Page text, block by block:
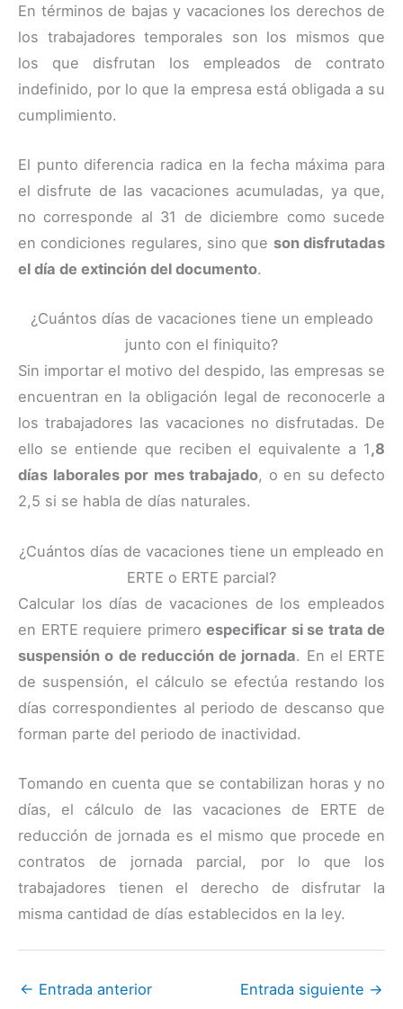
En términos de bajas y vacaciones los derechos de
los trabajadores temporales son los mismos que
los que disfrutan los empleados de contrato
indefinido, por lo que la empresa está obligada a su
cumplimiento.
El punto diferencia radica en la fecha máxima para
el disfrute de las vacaciones acumuladas, ya que,
no corresponde al 31 de diciembre como sucede
en condiciones regulares, sino que son disfrutadas
el día de extinción del documento.
¿Cuántos días de vacaciones tiene un empleado
junto con el finiquito?
Sin importar el motivo del despido, las empresas se
encuentran en la obligación legal de reconocerle a
los trabajadores las vacaciones no disfrutadas. De
ello se entiende que reciben el equivalente a 1,8
días laborales por mes trabajado, o en su defecto
2,5 si se habla de días naturales.
¿Cuántos días de vacaciones tiene un empleado en
ERTE o ERTE parcial?
Calcular los días de vacaciones de los empleados
en ERTE requiere primero especificar si se trata de
suspensión o de reducción de jornada. En el ERTE
de suspensión, el cálculo se efectúa restando los
días correspondientes al periodo de descanso que
forman parte del periodo de inactividad.
Tomando en cuenta que se contabilizan horas y no
días, el cálculo de las vacaciones de ERTE de
reducción de jornada es el mismo que procede en
contratos de jornada parcial, por lo que los
trabajadores tienen el derecho de disfrutar la
misma cantidad de días establecidos en la ley.
← Entrada anterior Entrada siguiente →